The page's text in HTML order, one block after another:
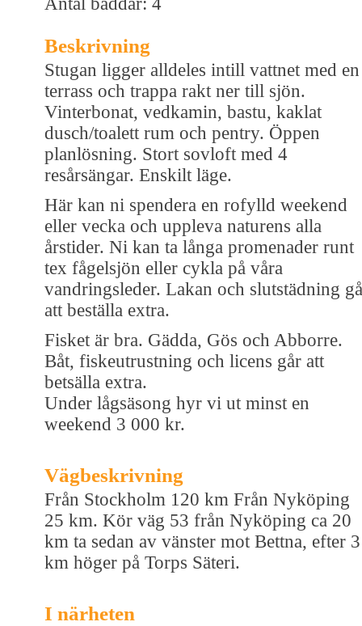
Beskrivning
Stugan ligger alldeles intill vattnet med en
terrass och trappa rakt ner till sjön.
Vinterbonat, vedkamin, bastu, kaklat
dusch/toalett rum och pentry. Öppen
planlösning. Stort sovloft med 4
resårsängar. Enskilt läge.
Här kan ni spendera en rofylld weekend
eller vecka och uppleva naturens alla
årstider. Ni kan ta långa promenader runt
tex fågelsjön eller cykla på våra
vandringsleder. Lakan och slutstädning
att beställa extra.
Fisket är bra. Gädda, Gös och Abborre.
Båt, fiskeutrustning och licens går att
betsälla extra.
Under lågsäsong hyr vi ut minst en
weekend 3 000 kr.
Vägbeskrivning
Från Stockholm 120 km Från Nyköping
25 km. Kör väg 53 från Nyköping ca 20
km ta sedan av vänster mot Bettna, efter 3
km höger på Torps Säteri.
I närheten